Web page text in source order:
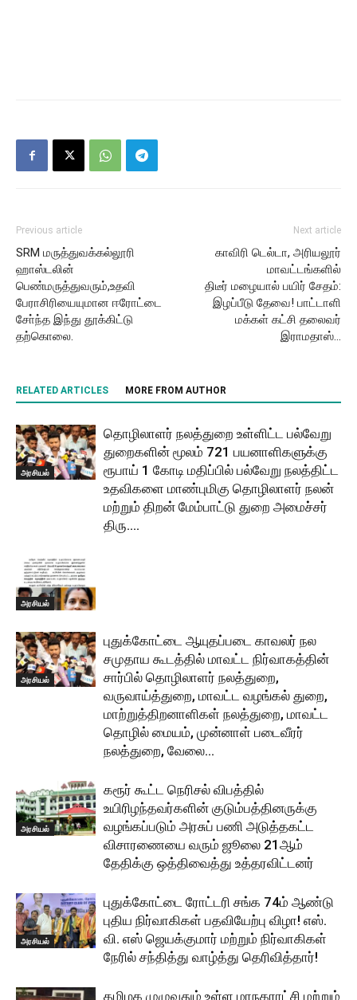
Previous article
SRM மருத்துவக்கல்லூரி
ஹாஸ்டலின்
பெண்மருத்துவரும்,உதவி
பேராசிரியையுமான ஈரோட்டை
சோ்ந்த இந்து தூக்கிட்டு
தற்கொலை.
Next article
காவிரி டெல்டா, அரியலூர்
மாவட்டங்களில்
திடீர் மழையால் பயிர் சேதம்:
இழப்பீடு தேவை! பாட்டாளி
மக்கள் கட்சி தலைவர்
இராமதாஸ்…
RELATED ARTICLES MORE FROM AUTHOR
அரசியல்
தொழிலாளர் நலத்துறை உள்ளிட்ட பல்வேறு
துறைகளின் மூலம் 721 பயனாளிகளுக்கு
ரூபாய் 1 கோடி மதிப்பில் பல்வேறு நலத்திட்ட
உதவிகளை மாண்புமிகு தொழிலாளர் நலன்
மற்றும் திறன் மேம்பாட்டு துறை அமைச்சர்
திரு....
அரசியல்
அரசியல்
புதுக்கோட்டை ஆயுதப்படை காவலர் நல
சமுதாய கூடத்தில் மாவட்ட நிர்வாகத்தின்
சார்பில் தொழிலாளர் நலத்துறை,
வருவாய்த்துறை, மாவட்ட வழங்கல் துறை,
மாற்றுத்திறனாளிகள் நலத்துறை, மாவட்ட
தொழில் மையம், முன்னாள் படைவீரர்
நலத்துறை, வேலை...
அரசியல்
கரூர் கூட்ட நெரிசல் விபத்தில்
உயிரிழந்தவர்களின் குடும்பத்தினருக்கு
வழங்கப்படும் அரசுப் பணி அடுத்தகட்ட
விசாரணையை வரும் ஜூலை 21ஆம்
தேதிக்கு ஒத்திவைத்து உத்தரவிட்டனர்
அரசியல்
புதுக்கோட்டை ரோட்டரி சங்க 74ம் ஆண்டு
புதிய நிர்வாகிகள் பதவியேற்பு விழா! எஸ்.
வி. எஸ் ஜெயக்குமார் மற்றும் நிர்வாகிகள்
நேரில் சந்தித்து வாழ்த்து தெரிவித்தார்!
தமிழக முழுவதும் உள்ள மாநகராட்சி மற்றும்